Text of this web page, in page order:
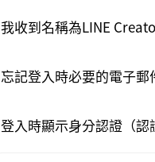
我收到名稱為LINE
忘記登入時必要的電子郵
登入時顯示身分認證（認